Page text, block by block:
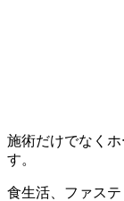
施術だけでなく
す。
食生活、ファス